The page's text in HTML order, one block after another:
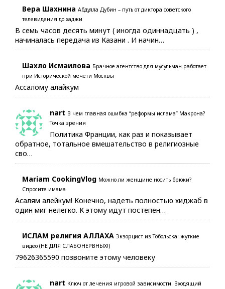
Вера Шахнина Абдулла Дубин – путь от диктора советского
телевидения до хаджи
В семь часов десять минут ( иногда одиннадцать ) ,
начиналась передача из Казани . И начин…
Шахло Исмаилова Брачное агентство для мусульман работает
при Исторической мечети Москвы
Ассалому алайкум
nart В чем главная ошибка “реформы ислама” Макрона?
Точка зрения
Политика Франции, как раз и показывает
обратное, тотальное вмешательство в религиозные
сво…
Mariam CookingVlog Можно ли женщине носить брюки?
Спросите имама
Асалям алейкум! Конечно, надеть полностью хиджаб в
один миг нелегко. К этому идут постепен…
ИСЛАМ религия АЛЛАХА Экзорцист из Тобольска: жуткие
видео (НЕ ДЛЯ СЛАБОНЕРВНЫХ!)
79626365590 позвоните этому человеку
nart Ключ от лечения игровой зависимости. Входящий